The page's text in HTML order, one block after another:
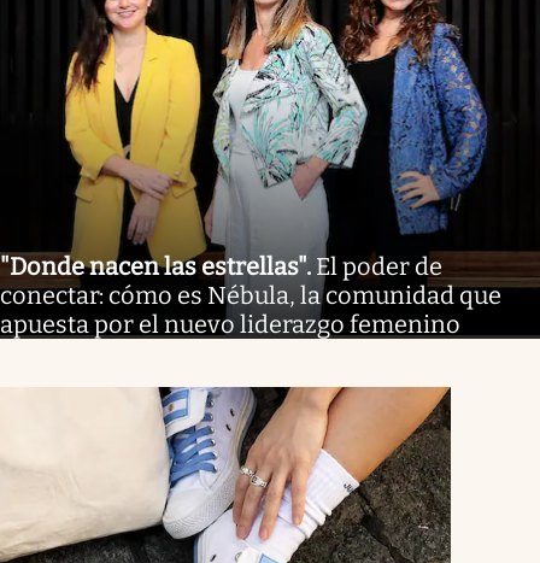
"Donde nacen las estrellas". El poder de
conectar: cómo es Nébula, la comunidad que
apuesta por el nuevo liderazgo femenino